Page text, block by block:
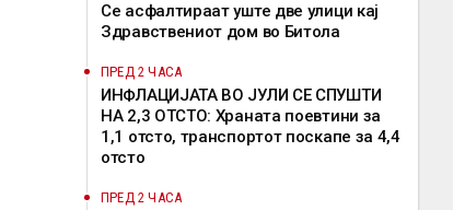
Се асфалтираат уште две улици кај
Здравствениот дом во Битола
ПРЕД 2 ЧАСА
ИНФЛАЦИЈАТА ВО ЈУЛИ СЕ СПУШТИ
НА 2,3 ОТСТО: Храната поевтини за
1,1 отсто, транспортот поскапе за 4,4
отсто
ПРЕД 2 ЧАСА